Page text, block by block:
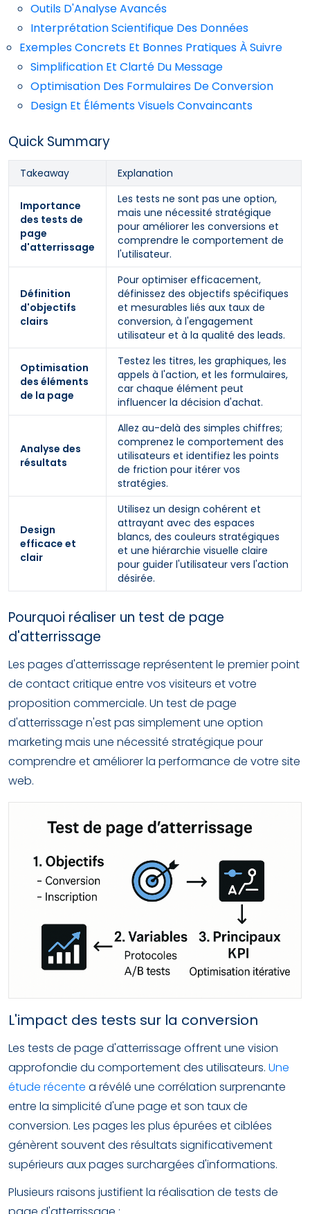
Outils D'Analyse Avancés
Interprétation Scientifique Des Données
Exemples Concrets Et Bonnes Pratiques À Suivre
Simplification Et Clarté Du Message
Optimisation Des Formulaires De Conversion
Design Et Éléments Visuels Convaincants
Quick Summary
Takeaway Explanation
Importance
des tests de
page
d'atterrissage
Les tests ne sont pas une option,
mais une nécessité stratégique
pour améliorer les conversions et
comprendre le comportement de
l'utilisateur.
Définition
d'objectifs
clairs
Pour optimiser efficacement,
définissez des objectifs spécifiques
et mesurables liés aux taux de
conversion, à l'engagement
utilisateur et à la qualité des leads.
Optimisation
des éléments
de la page
Testez les titres, les graphiques, les
appels à l'action, et les formulaires,
car chaque élément peut
influencer la décision d'achat.
Analyse des
résultats
Allez au-delà des simples chiffres;
comprenez le comportement des
utilisateurs et identifiez les points
de friction pour itérer vos
stratégies.
Design
efficace et
clair
Utilisez un design cohérent et
attrayant avec des espaces
blancs, des couleurs stratégiques
et une hiérarchie visuelle claire
pour guider l'utilisateur vers l'action
désirée.
Pourquoi réaliser un test de page
d'atterrissage
Les pages d'atterrissage représentent le premier point
de contact critique entre vos visiteurs et votre
proposition commerciale. Un test de page
d'atterrissage n'est pas simplement une option
marketing mais une nécessité stratégique pour
comprendre et améliorer la performance de votre site
web.
L'impact des tests sur la conversion
Les tests de page d'atterrissage offrent une vision
approfondie du comportement des utilisateurs. Une
étude récente a révélé une corrélation surprenante
entre la simplicité d'une page et son taux de
conversion. Les pages les plus épurées et ciblées
génèrent souvent des résultats significativement
supérieurs aux pages surchargées d'informations.
Plusieurs raisons justifient la réalisation de tests de